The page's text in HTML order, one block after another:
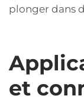
plonger dans
et